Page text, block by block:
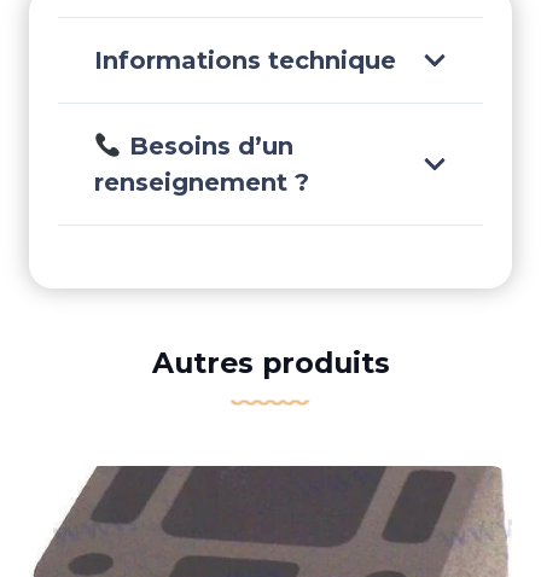
Informations technique
Besoins d’un
renseignement ?
Autres produits